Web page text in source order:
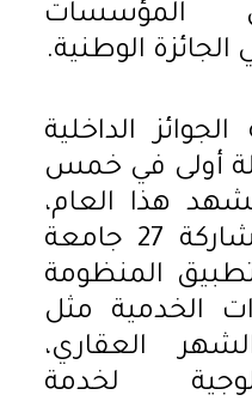
المؤسسات
الوطنية.
الداخلية
كمرحلة أولى في خمس
هذا العام،
توسعا ملحوظا بمشاركة 27 جامعة
المنظومة
الخدمية مثل
العقاري،
لخدمة